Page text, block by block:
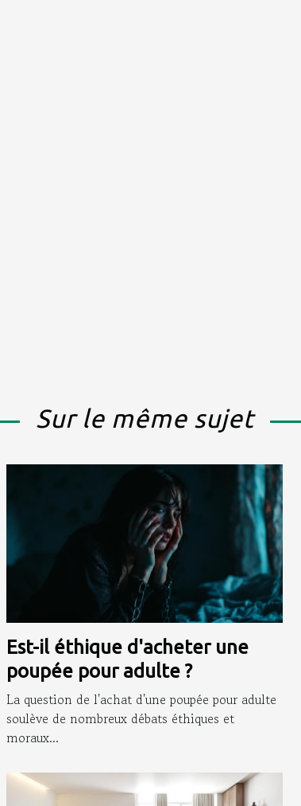
Sur le même sujet
Est-il éthique d'acheter une
poupée pour adulte ?
La question de l'achat d'une poupée pour adulte
soulève de nombreux débats éthiques et
moraux...